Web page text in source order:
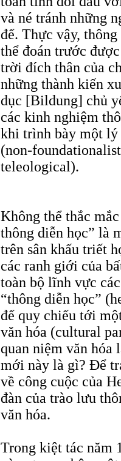
và né tránh những
để. Thực vậy,
thể đoán trước
trời đích thân của
những thành kiến
dục [Bildung] chủ
các kinh nghiệm
khi trình bày một lý
(non-
teleological).
Không thể thắc
thông diễn học” là
trên sân khấu triết
các ranh giới của
toàn bộ lĩnh vực
“thông diễn học”
để quy chiếu tới
văn hóa (cultural
quan niệm văn hóa
mới này là gì? Để
về công cuộc của
đàn của trào lưu
văn hóa.
Trong kiệt tác năm